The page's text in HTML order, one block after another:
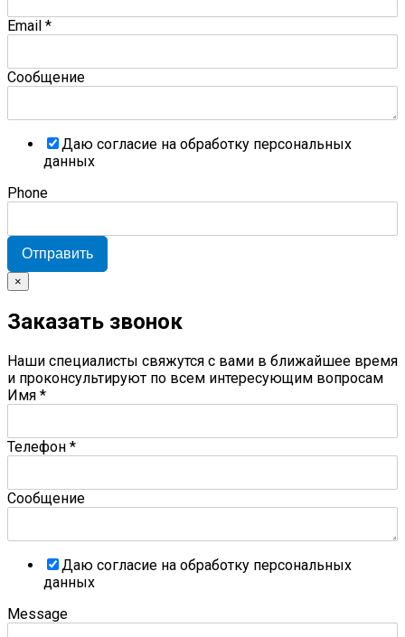
Email *
Сообщение
Даю согласие на обработку персональных
данных
Phone
Отправить
×
Заказать звонок
Наши специалисты свяжутся с вами в ближайшее время
и проконсультируют по всем интересующим вопросам
Имя *
Телефон *
Сообщение
Даю согласие на обработку персональных
данных
Message